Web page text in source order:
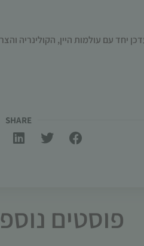
עם עולמות היין, הקולינריה
SHARE​
פוסטים